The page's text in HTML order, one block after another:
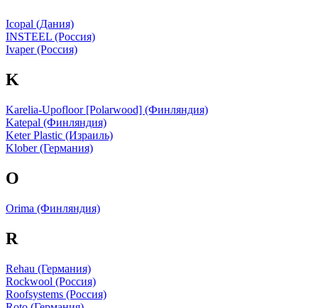
Icopal (Дания)
INSTEEL (Россия)
Ivaper (Россия)
K
Karelia-Upofloor [Polarwood] (Финляндия)
Katepal (Финляндия)
Keter Plastic (Израиль)
Klober (Германия)
O
Orima (Финляндия)
R
Rehau (Германия)
Rockwool (Россия)
Roofsystems (Россия)